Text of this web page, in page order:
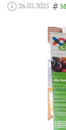
26.03.2025